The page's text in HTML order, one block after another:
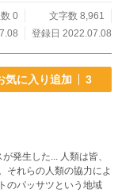
0
文字数 8,961
登録日 2022.07.08
気に入り追加 3
それらの人類の協力によ